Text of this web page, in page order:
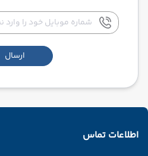
ارسال
اطلاعات تماس